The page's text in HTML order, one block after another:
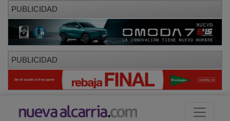
PUBLICIDAD
PUBLICIDAD